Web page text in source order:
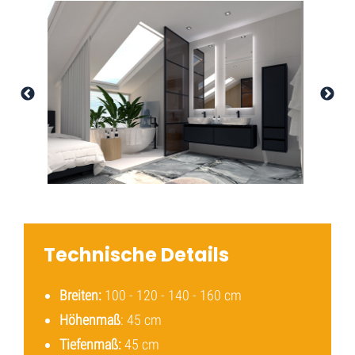
Technische Details
Breiten: 100 - 120 - 140 - 160 cm
Höhenmaß: 45 cm
Tiefenmaß:45 cm